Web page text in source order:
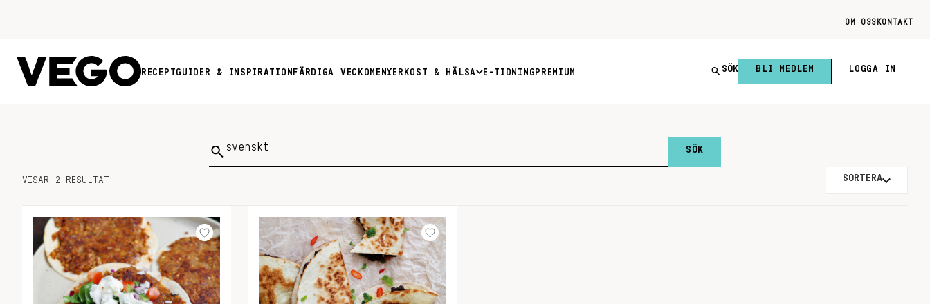
OM OSS KONTAKT
RECEPTGUIDER & INSPIRATION FÄRDIGA VECKOMENYER KOST & HÄLSA E-TIDNING PREMIUM SÖK BLI MEDLEM LOGGA IN
Sök
VISAR 2 RESULTAT SORTERA